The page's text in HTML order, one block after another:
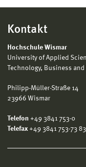
Kontakt
Hochschule Wismar
University of Applied
Technology, Business
Philipp-Müller-Straße 14
23966 Wismar
Telefon +49 3841 753-0
Telefax +49 3841 753-73 83